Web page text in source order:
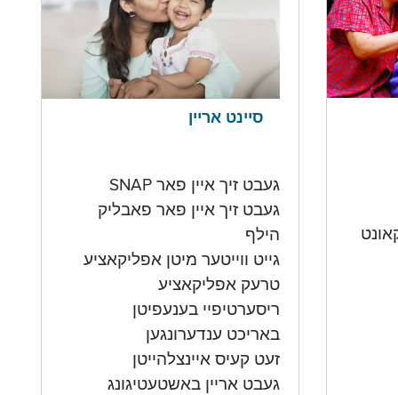
סיינט אריין
געבט זיך איין פאר SNAP
געבט זיך איין פאר פאבליק
הילף
גייט ווייטער מיטן אפליקאציע
טרעק אפליקאציע
ריסערטיפיי בענעפיטן
באריכט ענדערונגען
זעט קעיס איינצלהייטן
געבט אריין באשטעטיגונג